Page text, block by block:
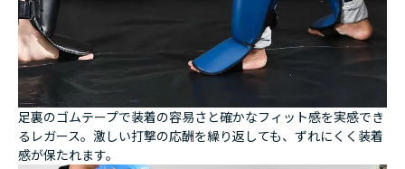
足裏のゴムテープで装着の容易さと確かなフィット感を実感でき
るレガース。激しい打撃の応酬を繰り返しても、ずれにくく装着
感が保たれます。